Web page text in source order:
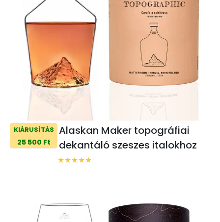
KIÁRUSÍTÁS
25 500 Ft
Alaskan Maker topográfiai
dekantáló szeszes italokhoz